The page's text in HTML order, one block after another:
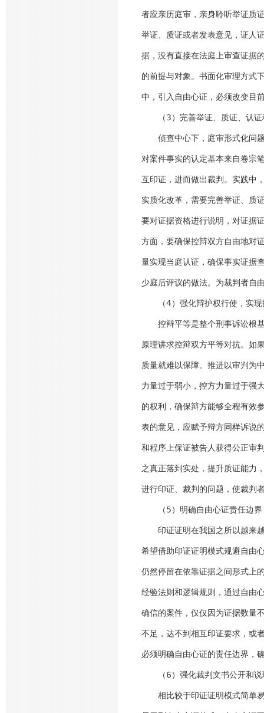
者应亲历庭审，亲身聆听举证质
举证、质证或者发表意见，证人
据，没有直接在法庭上审查证据
的前提与对象。书面化审理方式
中，引入自由心证，必须改变目
（3）完善举证、质证、认证
侦查中心下，庭审形式化问题
对案件事实的认定基本来自卷宗
互印证，进而做出裁判。实践中
实质化改革，需要完善举证、质
要对证据资格进行说明，对证据
方面，要确保控辩双方自由地对
量实现当庭认证，确保事实证据
少庭后评议的做法。为裁判者自
（4）强化辩护权行使，实现
控辩平等是整个刑事诉讼根基
原理讲求控辩双方平等对抗。如
质量就难以保障。推进以审判为
力量过于弱小，控方力量过于强
的权利，确保辩方能够全程有效
表的意见，应赋予辩方同样诉说
和程序上保证被告人获得公正审
之真正落到实处，提升质证能力
进行印证、裁判的问题，使裁判
（5）明确自由心证责任边界
印证证明在我国之所以越来越
希望借助印证证明模式规避自由
仍然停留在依靠证据之间形式上
经验法则和逻辑规则，通过自由
确信的案件，仅仅因为证据数量
不足，达不到相互印证要求，或
必须明确自由心证的责任边界，
（6）强化裁判文书公开和说
相比较于印证证明模式简单易